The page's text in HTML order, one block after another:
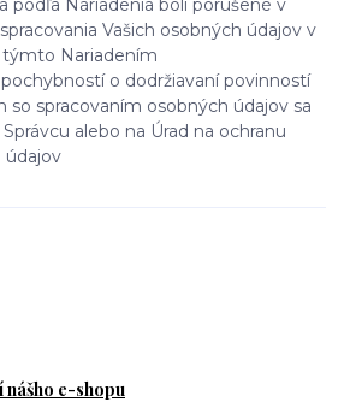
e-shopu
Vašich osobných údajov v
týmto Nariadením
o dodržiavaní povinností
so spracovaním osobných údajov sa
alebo na Úrad na ochranu
údajov